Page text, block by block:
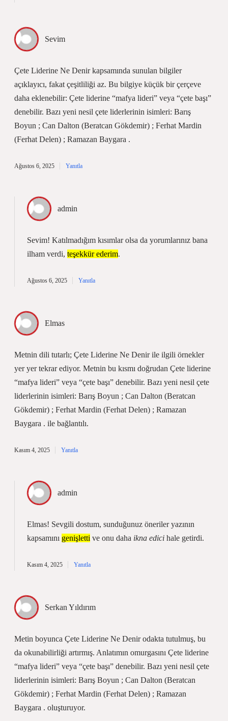
Sevim
Çete Liderine Ne Denir kapsamında sunulan bilgiler
açıklayıcı, fakat çeşitliliği az. Bu bilgiye küçük bir çerçeve
daha eklenebilir: Çete liderine “mafya lideri” veya “çete başı”
denebilir. Bazı yeni nesil çete liderlerinin isimleri: Barış
Boyun ; Can Dalton (Beratcan Gökdemir) ; Ferhat Mardin
(Ferhat Delen) ; Ramazan Baygara .
Ağustos 6, 2025 Yanıtla
admin
Sevim! Katılmadığım kısımlar olsa da yorumlarınız bana
ilham verdi, teşekkür ederim.
Ağustos 6, 2025 Yanıtla
Elmas
Metnin dili tutarlı; Çete Liderine Ne Denir ile ilgili örnekler
yer yer tekrar ediyor. Metnin bu kısmı doğrudan Çete liderine
“mafya lideri” veya “çete başı” denebilir. Bazı yeni nesil çete
liderlerinin isimleri: Barış Boyun ; Can Dalton (Beratcan
Gökdemir) ; Ferhat Mardin (Ferhat Delen) ; Ramazan
Baygara . ile bağlantılı.
Kasım 4, 2025 Yanıtla
admin
Elmas! Sevgili dostum, sunduğunuz öneriler yazının
kapsamını genişletti ve onu daha ikna edici hale getirdi.
Kasım 4, 2025 Yanıtla
Serkan Yıldırım
Metin boyunca Çete Liderine Ne Denir odakta tutulmuş, bu
da okunabilirliği artırmış. Anlatımın omurgasını Çete liderine
“mafya lideri” veya “çete başı” denebilir. Bazı yeni nesil çete
liderlerinin isimleri: Barış Boyun ; Can Dalton (Beratcan
Gökdemir) ; Ferhat Mardin (Ferhat Delen) ; Ramazan
Baygara . oluşturuyor.